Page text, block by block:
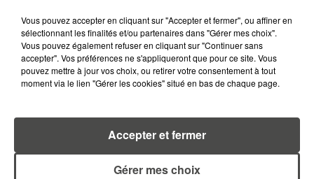
LA RÉDACTION
RCA
Voir toute l'équipe RCA
DIMITRI COUTAND
Journaliste
Vous pouvez accepter en cliquant sur "Accepter et fermer", ou affiner en
sélectionnant les finalités et/ou partenaires dans "Gérer mes choix".
Vous pouvez également refuser en cliquant sur "Continuer sans
accepter". Vos préférences ne s'appliqueront que pour ce site. Vous
pouvez mettre à jour vos choix, ou retirer votre consentement à tout
moment via le lien "Gérer les cookies" situé en bas de chaque page.
Gérer mes choix
Accepter et fermer